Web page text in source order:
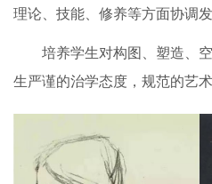
理论、技能、修养等方面协调发
培养学生对构图、塑造、
生严谨的治学态度，规范的艺术